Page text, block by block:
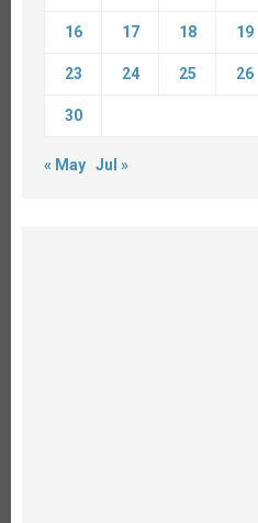
16 17 18 19
23 24 25 26
30
« May Jul »